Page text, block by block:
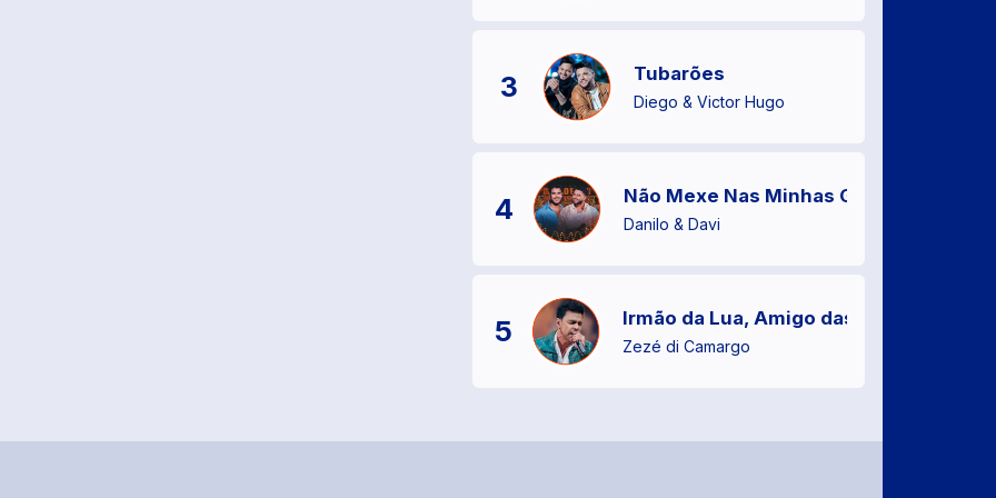
3 Tubarões
Diego & Victor Hugo
4 Não Mexe Nas Minhas Gavetas
Danilo & Davi
5 Irmão da Lua, Amigo das Estrelas
Zezé di Camargo